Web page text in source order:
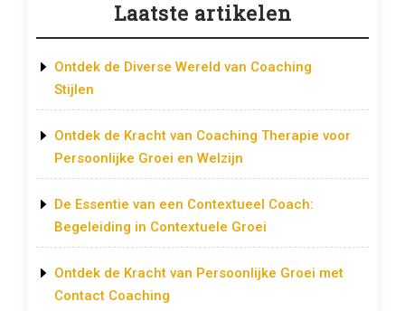
Laatste artikelen
Ontdek de Diverse Wereld van Coaching
Stijlen
Ontdek de Kracht van Coaching Therapie voor
Persoonlijke Groei en Welzijn
De Essentie van een Contextueel Coach:
Begeleiding in Contextuele Groei
Ontdek de Kracht van Persoonlijke Groei met
Contact Coaching